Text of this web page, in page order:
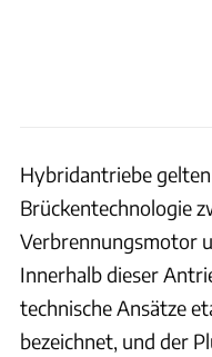
Hybridantriebe gelten
Brückentechnologie
Verbrennungsmotor
Innerhalb dieser
technische Ansätze
bezeichnet, und der